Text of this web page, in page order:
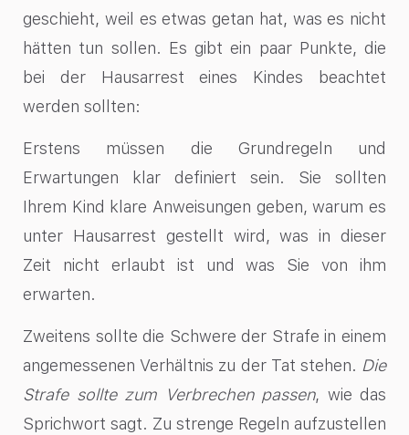
geschieht, weil es etwas getan hat, was es nicht
hätten tun sollen. Es gibt ein paar Punkte, die
bei der Hausarrest eines Kindes beachtet
werden sollten:
Erstens müssen die Grundregeln und
Erwartungen klar definiert sein. Sie sollten
Ihrem Kind klare Anweisungen geben, warum es
unter Hausarrest gestellt wird, was in dieser
Zeit nicht erlaubt ist und was Sie von ihm
erwarten.
Zweitens sollte die Schwere der Strafe in einem
angemessenen Verhältnis zu der Tat stehen. Die
Strafe sollte zum Verbrechen passen, wie das
Sprichwort sagt. Zu strenge Regeln aufzustellen